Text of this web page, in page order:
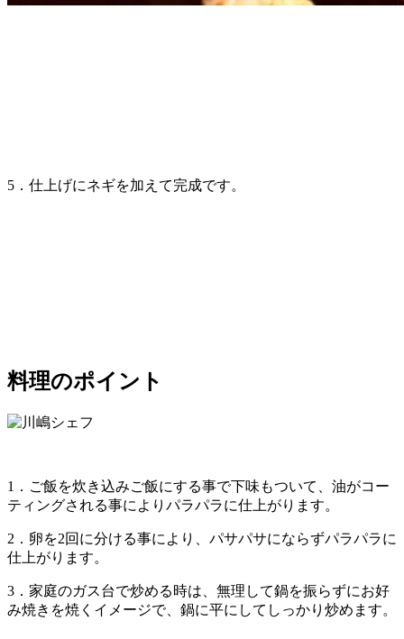
5．仕上げにネギを加えて完成です。
料理のポイント
1．ご飯を炊き込みご飯にする事で下味もついて、油がコー
ティングされる事によりパラパラに仕上がります。
2．卵を2回に分ける事により、パサパサにならずパラパラに
仕上がります。
3．家庭のガス台で炒める時は、無理して鍋を振らずにお好
み焼きを焼くイメージで、鍋に平にしてしっかり炒めます。